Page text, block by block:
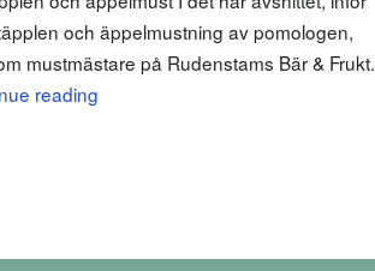
och äppelmustning av pomologen,
mustmästare på Rudenstams Bär & Frukt.
reading